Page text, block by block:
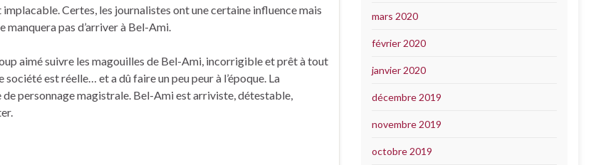
Certes, les journalistes ont une certaine influence mais
manquera pas d’arriver à Bel-Ami.
aimé suivre les magouilles de Bel-Ami, incorrigible et prêt à tout
est réelle… et a dû faire un peu peur à l’époque. La
personnage magistrale. Bel-Ami est arriviste, détestable,
mars 2020
février 2020
janvier 2020
décembre 2019
novembre 2019
octobre 2019